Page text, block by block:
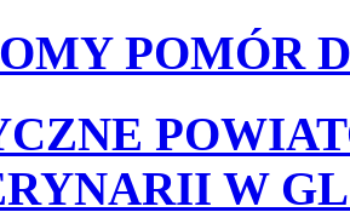
POMÓR
W